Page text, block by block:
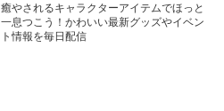
癒やされるキャラクターアイテムでほっと
一息つこう！かわいい最新グッズやイベン
ト情報を毎日配信